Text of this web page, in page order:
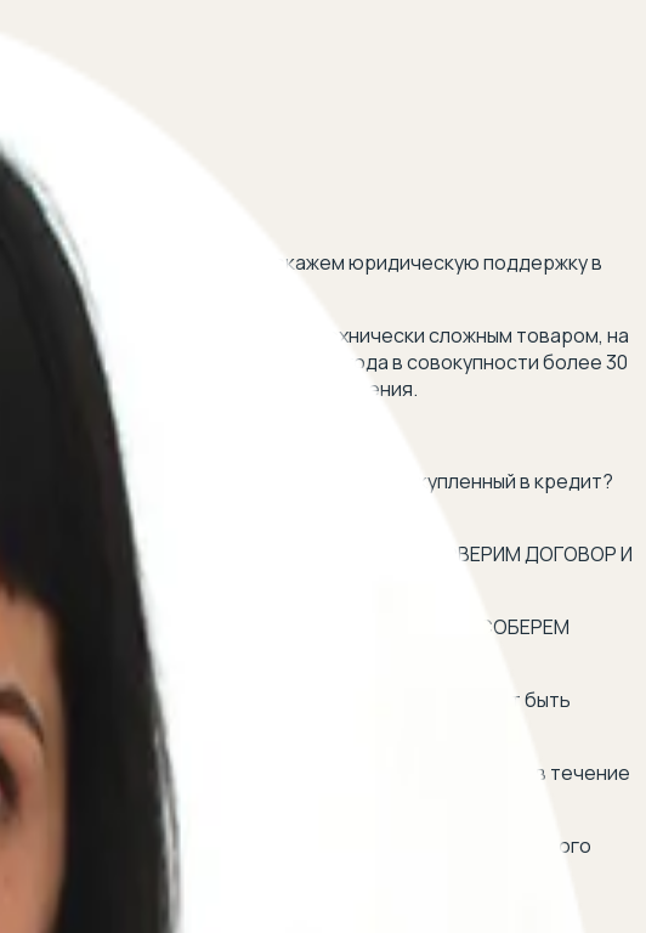
автомобиля продавцу и окажем юридическую поддержку в
Посколько машина является технически сложным товаром, на
использования на протяжении года в совокупности более 30
и нарушении сроков их устранения.
ОПЫТНЫЙ ЮРИСТ.
БУ-авто с пробегом или автомобиль, купленный в кредит?
все необходимые шаги: <br> ✔ <b>ПРОВЕРИМ ДОГОВОР И
возврата и основания для него. <br> ✔ <b>СОБЕРЕМ
условий договора со стороны продавца. Это могут быть
b>
автомобиля и денежных средств. Укажим срок, в течение
юриста, специализирующегося в области автомобильного
правовые меры, такие как подача иска в суд или